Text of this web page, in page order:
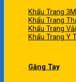
Khẩu Trang 3M
Khẩu Trang
Khẩu Trang Vải
Khẩu Trang Y
Găng Tay